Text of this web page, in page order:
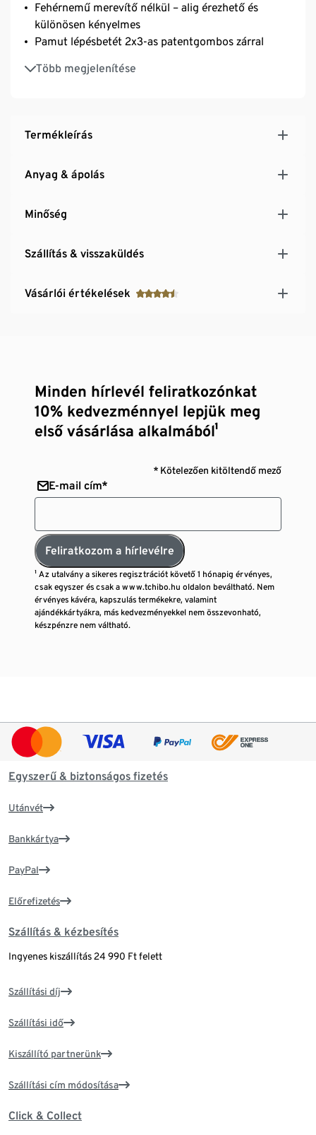
Fehérnemű merevítő nélkül – alig érezhető és
különösen kényelmes
Pamut lépésbetét 2x3-as patentgombos zárral
Több megjelenítése
Állítható hosszúságú pántok
Masnival és mutatós fémdísszel
Többféleképpen hordható: ruha alatt vagy pl.
Termékleírás
Anyag & ápolás
Minőség
Szállítás & visszaküldés
Vásárlói értékelések
Minden hírlevél feliratkozónkat
10% kedvezménnyel lepjük meg
első vásárlása alkalmából¹
* Kötelezően kitöltendő mező
E-mail cím*
Feliratkozom a hírlevélre
¹ Az utalvány a sikeres regisztrációt követő 1 hónapig érvényes,
csak egyszer és csak a www.tchibo.hu oldalon beváltható. Nem
érvényes kávéra, kapszulás termékekre, valamint
ajándékkártyákra, más kedvezményekkel nem összevonható,
készpénzre nem váltható.
Egyszerű & biztonságos fizetés
Utánvét
Bankkártya
PayPal
Előrefizetés
Szállítás & kézbesítés
Ingyenes kiszállítás 24 990 Ft felett
Szállítási díj
Szállítási idő
Kiszállító partnerünk
Szállítási cím módosítása
Click & Collect